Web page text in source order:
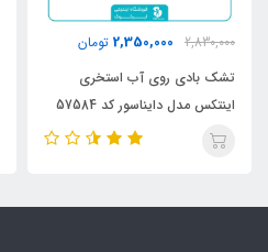
2,830,000
2,350,000 تومان
تشک بادی روی آب استخری
اینتکس مدل دایناسور کد 57584